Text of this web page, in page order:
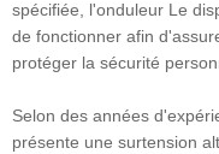
spécifiée, l'onduleur Le
de fonctionner afin
protéger la sécurité
Selon des années
présente une surtension